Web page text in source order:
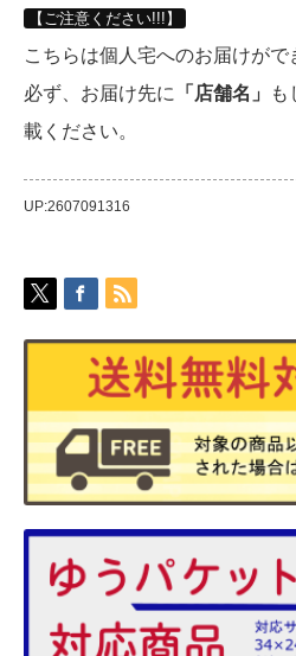
【ご注意ください!!!】
こちらは個人宅へのお届けがで
必ず、お届け先に
「店舗名」 も
載ください。
UP:2607091316